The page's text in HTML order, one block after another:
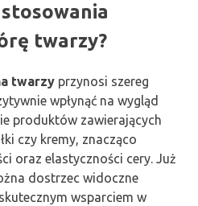
twarzy?
twarzy przynosi szereg
wpłynąć na wygląd
produktów zawierających
czy kremy, znacząco
oraz elastyczności cery. Już
dostrzec widoczne
wsparciem w